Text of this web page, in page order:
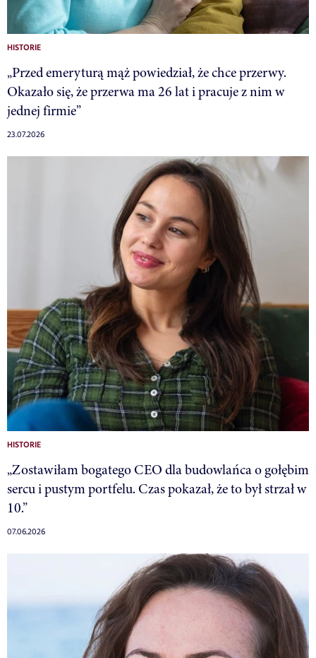
HISTORIE
„Przed emeryturą mąż powiedział, że chce przerwy.
Okazało się, że przerwa ma 26 lat i pracuje z nim w
jednej firmie”
23.07.2026
HISTORIE
„Zostawiłam bogatego CEO dla budowlańca o gołębim
sercu i pustym portfelu. Czas pokazał, że to był strzał w
10.”
07.06.2026